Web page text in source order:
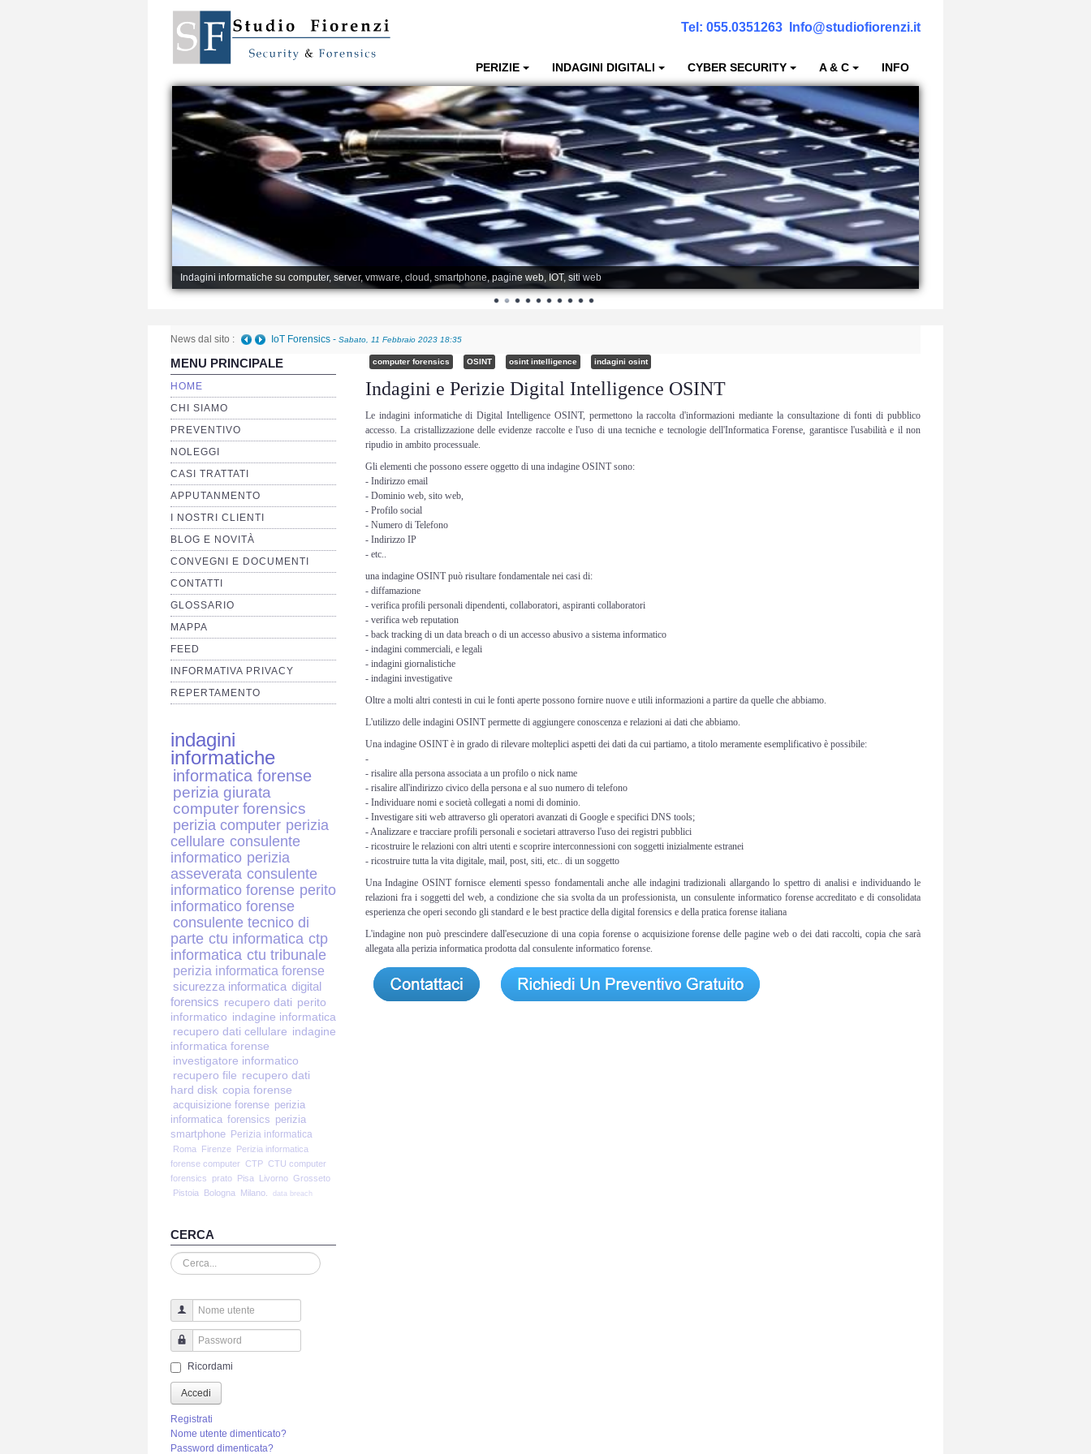
Tel: 055.0351263 Info@studiofiorenzi.it
PERIZIE INDAGINI DIGITALI CYBER SECURITY A & C INFO
Indagini informatiche su computer, server, vmware, cloud, smartphone, pagine web, IOT, siti web
News dal sito : IoT Forensics - Sabato, 11 Febbraio 2023 18:35
MENU PRINCIPALE
HOME
CHI SIAMO
PREVENTIVO
NOLEGGI
CASI TRATTATI
APPUTANMENTO
I NOSTRI CLIENTI
BLOG E NOVITÀ
CONVEGNI E DOCUMENTI
CONTATTI
GLOSSARIO
MAPPA
FEED
INFORMATIVA PRIVACY
REPERTAMENTO
indagini
informatiche
informatica forense
perizia giurata
computer forensics
perizia computer perizia
cellulare consulente
informatico perizia
asseverata consulente
informatico forense perito
informatico forense
consulente tecnico di
parte ctu informatica ctp
informatica ctu tribunale
perizia informatica forense
sicurezza informatica digital
forensics recupero dati perito
informatico indagine informatica
recupero dati cellulare indagine
informatica forense
investigatore informatico
recupero file recupero dati
hard disk copia forense
acquisizione forense perizia
informatica forensics perizia
smartphone Perizia informatica
Roma Firenze Perizia informatica
forense computer CTP CTU computer
forensics
prato Pisa Livorno Grosseto
Pistoia
Bologna Milano. data breach
CERCA
Cerca...
Nome utente
Password
Ricordami
Accedi
Registrati
Nome utente dimenticato?
Password dimenticata?
computer forensics OSINT osint intelligence indagini osint
Indagini e Perizie Digital Intelligence OSINT
Le indagini informatiche di Digital Intelligence OSINT, permettono la raccolta d'informazioni mediante la consultazione di fonti di pubblico
accesso. La cristallizzazione delle evidenze raccolte e l'uso di una tecniche e tecnologie dell'Informatica Forense, garantisce l'usabilità e il non
ripudio in ambito processuale.
Gli elementi che possono essere oggetto di una indagine OSINT sono:
- Indirizzo email
- Dominio web, sito web,
- Profilo social
- Numero di Telefono
- Indirizzo IP
- etc..
una indagine OSINT può risultare fondamentale nei casi di:
- diffamazione
- verifica profili personali dipendenti, collaboratori, aspiranti collaboratori
- verifica web reputation
- back tracking di un data breach o di un accesso abusivo a sistema informatico
- indagini commerciali, e legali
- indagini giornalistiche
- indagini investigative
Oltre a molti altri contesti in cui le fonti aperte possono fornire nuove e utili informazioni a partire da quelle che abbiamo.
L'utilizzo delle indagini OSINT permette di aggiungere conoscenza e relazioni ai dati che abbiamo.
Una indagine OSINT è in grado di rilevare molteplici aspetti dei dati da cui partiamo, a titolo meramente esemplificativo è possibile:
-
- risalire alla persona associata a un profilo o nick name
- risalire all'indirizzo civico della persona e al suo numero di telefono
- Individuare nomi e società collegati a nomi di dominio.
- Investigare siti web attraverso gli operatori avanzati di Google e specifici DNS tools;
- Analizzare e tracciare profili personali e societari attraverso l'uso dei registri pubblici
- ricostruire le relazioni con altri utenti e scoprire interconnessioni con soggetti inizialmente estranei
- ricostruire tutta la vita digitale, mail, post, siti, etc.. di un soggetto
Una Indagine OSINT fornisce elementi spesso fondamentali anche alle indagini tradizionali allargando lo spettro di analisi e individuando le
relazioni fra i soggetti del web, a condizione che sia svolta da un professionista, un consulente informatico forense accreditato e di consolidata
esperienza che operi secondo gli standard e le best practice della digital forensics e della pratica forense italiana
L'indagine non può prescindere dall'esecuzione di una copia forense o acquisizione forense delle pagine web o dei dati raccolti, copia che sarà
allegata alla perizia informatica prodotta dal consulente informatico forense.